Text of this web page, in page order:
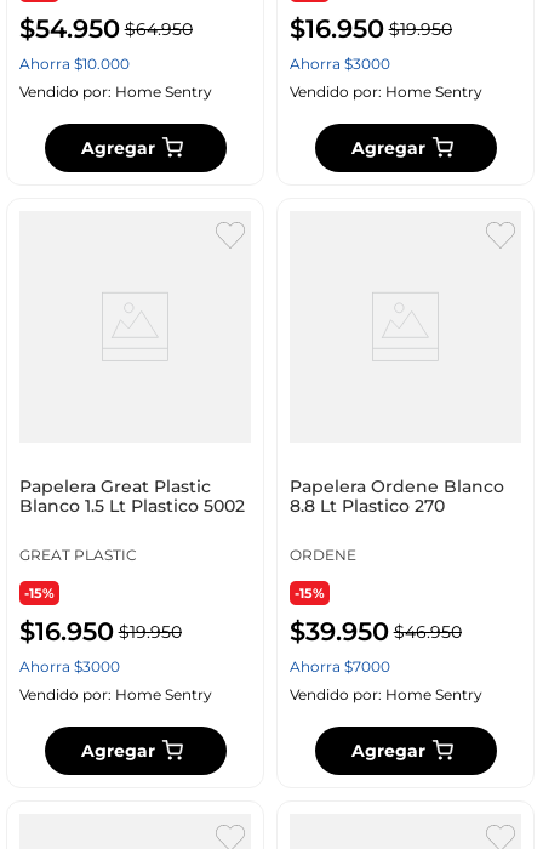
$54.950 $64.950
Ahorra $10.000
Vendido por: Home Sentry
Agregar
$16.950 $19.950
Ahorra $3000
Vendido por: Home Sentry
Agregar
Papelera Great Plastic
Blanco 1.5 Lt Plastico 5002
GREAT PLASTIC
-15%
$16.950 $19.950
Ahorra $3000
Vendido por: Home Sentry
Agregar
Papelera Ordene Blanco
8.8 Lt Plastico 270
ORDENE
-15%
$39.950 $46.950
Ahorra $7000
Vendido por: Home Sentry
Agregar